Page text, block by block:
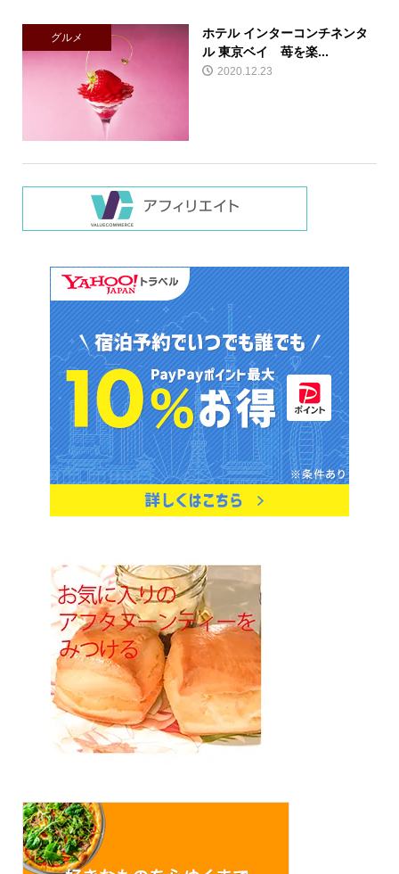
グルメ
ホテル インターコンチネンタ
ル 東京ベイ 苺を楽...
2020.12.23